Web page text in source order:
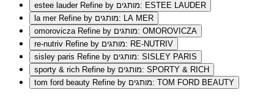
estee lauder
Refine by מותגים: ESTEE LAUDER
la mer
Refine by מותגים: LA MER
omorovicza
Refine by מותגים: OMOROVICZA
re-nutriv
Refine by מותגים: RE-NUTRIV
sisley paris
Refine by מותגים: SISLEY PARIS
sporty & rich
Refine by מותגים: SPORTY & RICH
tom ford beauty
Refine by מותגים: TOM FORD BEAUTY